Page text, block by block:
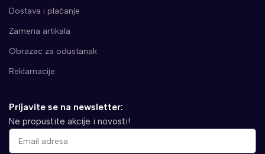
Dostava i plaćanje
Zamena artikala
Obrazac za odustanak
Reklamacije
Prijavite se na newsletter:
Ne propustite akcije i novosti!